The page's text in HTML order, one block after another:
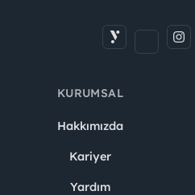
KURUMSAL
Hakkımızda
Kariyer
Yardım